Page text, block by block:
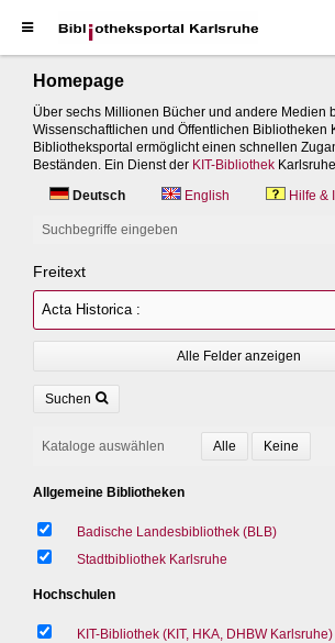
Homepage
Über sechs Millionen Bücher und andere Medien
Wissenschaftlichen und Öffentlichen Bibliotheken
Bibliotheksportal ermöglicht einen schnellen
Beständen. Ein Dienst der KIT-Bibliothek
Deutsch
English Hilfe &
Suchbegriffe eingeben
Freitext
Alle Felder anzeigen
Suchen
Kataloge auswählen
Allgemeine Bibliotheken
Badische Landesbibliothek (BLB)
Stadtbibliothek Karlsruhe
Hochschulen
KIT-Bibliothek (KIT, HKA, DHBW Karlsruhe)